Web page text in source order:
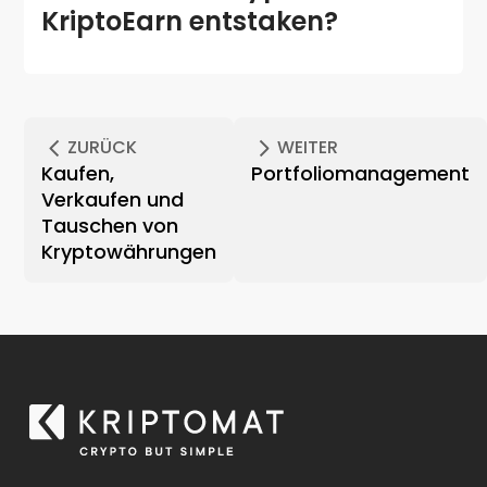
KriptoEarn entstaken?
ZURÜCK
Kaufen,
Verkaufen und
Tauschen von
Kryptowährungen
WEITER
Portfoliomanagement